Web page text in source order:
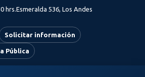
hrs.Esmeralda 536, Los Andes
Solicitar información
Pública